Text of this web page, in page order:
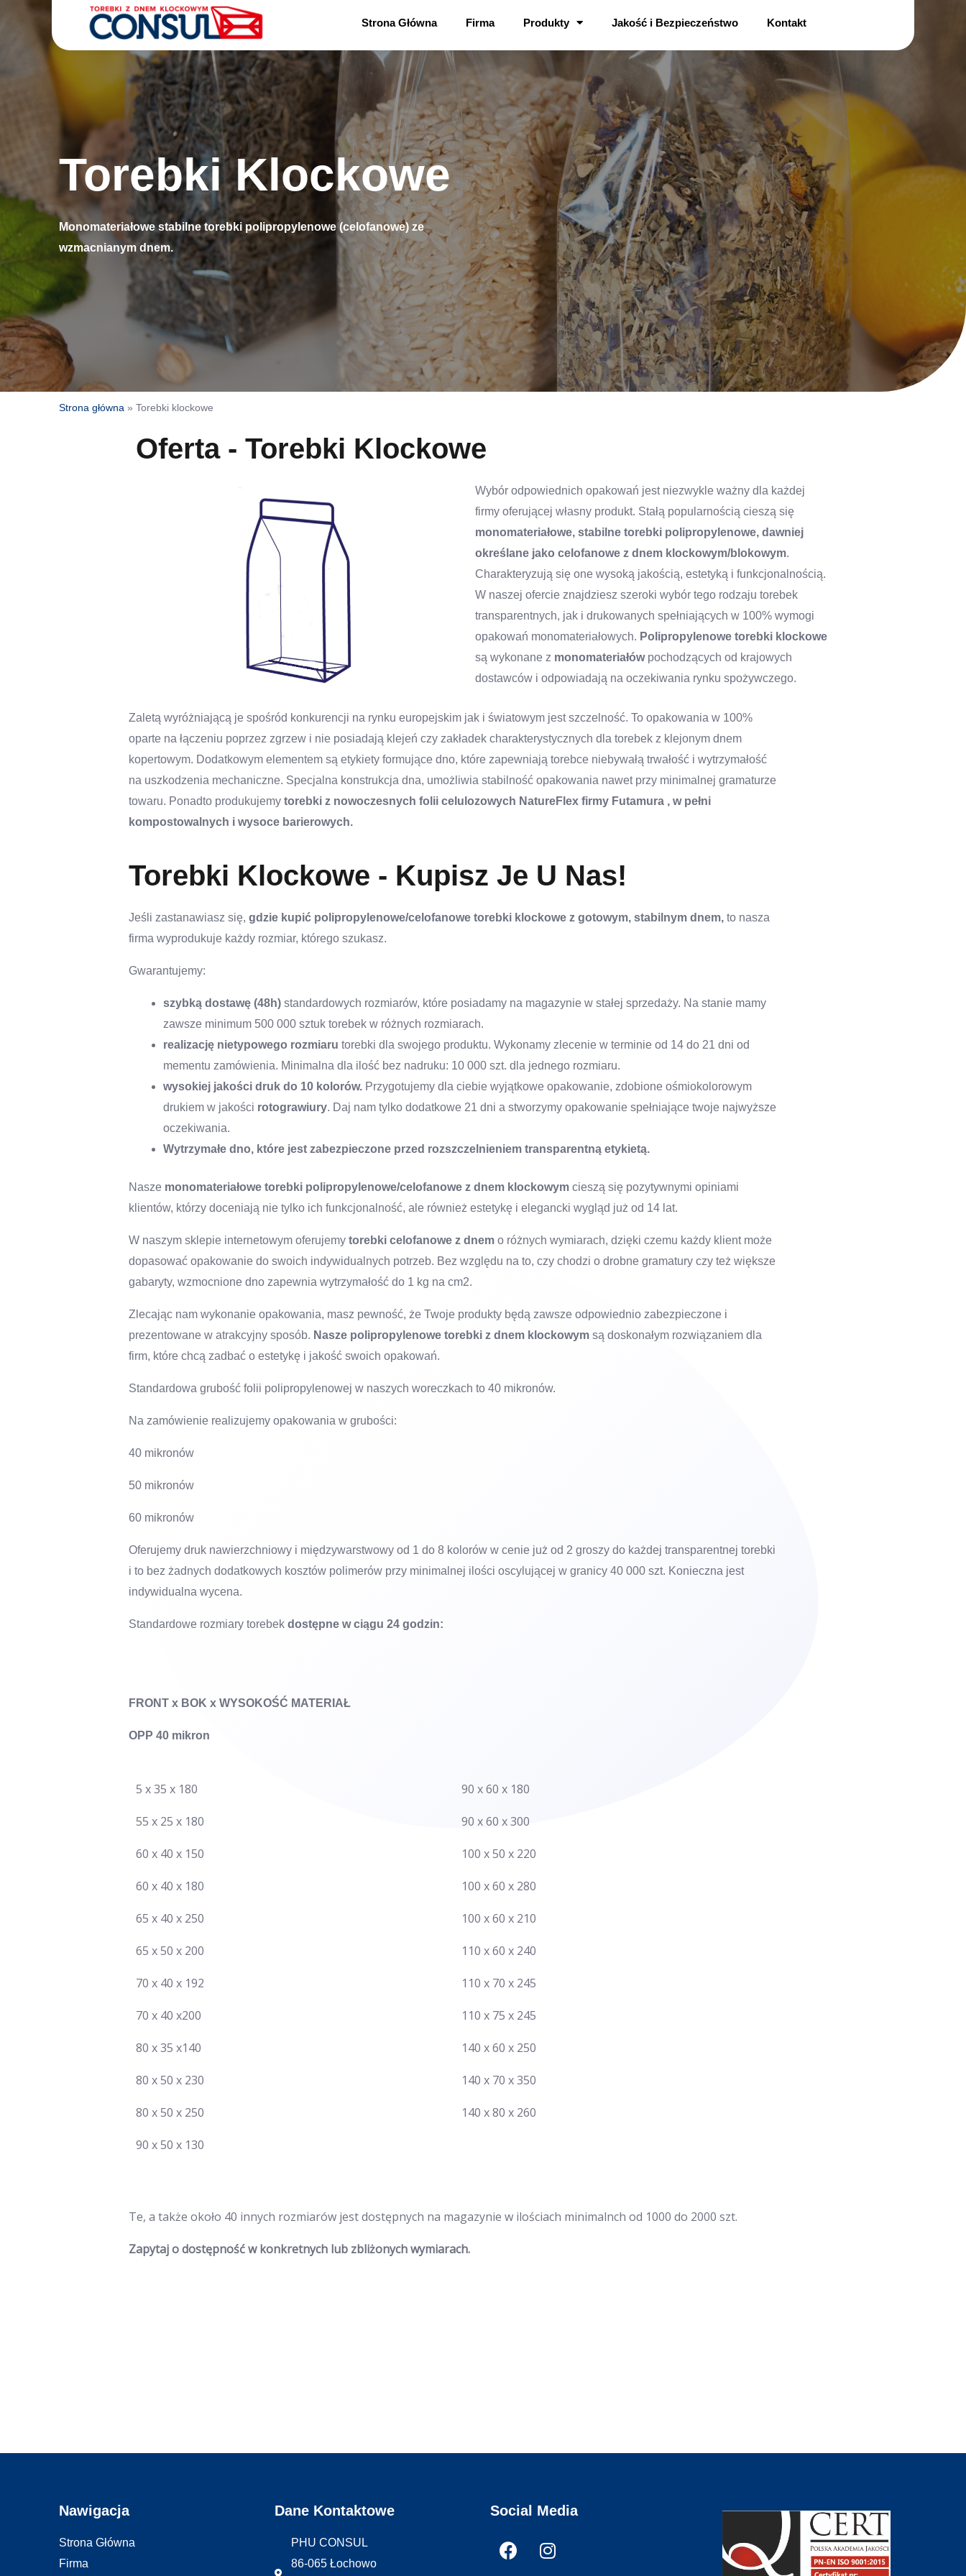
Strona Główna Firma Produkty Jakość i Bezpieczeństwo Kontakt
Torebki Klockowe
Torebki Klockowe
Monomateriałowe stabilne torebki polipropylenowe (celofanowe) ze
wzmacnianym dnem.
Strona główna » Torebki klockowe
Oferta - Torebki Klockowe
Wybór odpowiednich opakowań jest niezwykle ważny dla każdej
firmy oferującej własny produkt. Stałą popularnością cieszą się
monomateriałowe, stabilne torebki polipropylenowe, dawniej
określane jako celofanowe z dnem klockowym/blokowym.
Charakteryzują się one wysoką jakością, estetyką i funkcjonalnością.
W naszej ofercie znajdziesz szeroki wybór tego rodzaju torebek
transparentnych, jak i drukowanych spełniających w 100% wymogi
opakowań monomateriałowych. Polipropylenowe torebki klockowe
są wykonane z monomateriałówpochodzących od krajowych
dostawców i odpowiadają na oczekiwania rynku spożywczego.
Zaletą wyróżniającą je spośród konkurencji na rynku europejskim jak i światowym jest szczelność. To opakowania w 100%
oparte na łączeniu poprzez zgrzew i nie posiadają klejeń czy zakładek charakterystycznych dla torebek z klejonym dnem
kopertowym. Dodatkowym elementem są etykiety formujące dno, które zapewniają torebce niebywałą trwałość i wytrzymałość
na uszkodzenia mechaniczne. Specjalna konstrukcja dna, umożliwia stabilność opakowania nawet przy minimalnej gramaturze
towaru. Ponadto produkujemy torebki z nowoczesnych folii celulozowych NatureFlex firmy Futamura , w pełni
kompostowalnych i wysoce barierowych.
Torebki Klockowe - Kupisz Je U Nas!
Jeśli zastanawiasz się, gdzie kupić polipropylenowe/celofanowe torebki klockowe z gotowym, stabilnym dnem, to nasza
firma wyprodukuje każdy rozmiar, którego szukasz.
Gwarantujemy:
szybką dostawę (48h)standardowych rozmiarów, które posiadamy na magazynie w stałej sprzedaży. Na stanie mamy
zawsze minimum 500 000 sztuk torebek w różnych rozmiarach.
realizację nietypowego rozmiaru torebki dla swojego produktu. Wykonamy zlecenie w terminie od 14 do 21 dni od
mementu zamówienia. Minimalna dla ilość bez nadruku: 10 000 szt. dla jednego rozmiaru.
wysokiej jakości druk do 10 kolorów.Przygotujemy dla ciebie wyjątkowe opakowanie, zdobione ośmiokolorowym
drukiem w jakości rotograwiury. Daj nam tylko dodatkowe 21 dni a stworzymy opakowanie spełniające twoje najwyższe
oczekiwania.
Wytrzymałe dno, które jest zabezpieczone przed rozszczelnieniem transparentną etykietą.
Nasze monomateriałowe torebki polipropylenowe/celofanowe z dnem klockowymcieszą się pozytywnymi opiniami
klientów, którzy doceniają nie tylko ich funkcjonalność, ale również estetykę i elegancki wygląd już od 14 lat.
W naszym sklepie internetowym oferujemy torebki celofanowe z dnemo różnych wymiarach, dzięki czemu każdy klient może
dopasować opakowanie do swoich indywidualnych potrzeb. Bez względu na to, czy chodzi o drobne gramatury czy też większe
gabaryty, wzmocnione dno zapewnia wytrzymałość do 1 kg na cm2.
Zlecając nam wykonanie opakowania, masz pewność, że Twoje produkty będą zawsze odpowiednio zabezpieczone i
prezentowane w atrakcyjny sposób. Nasze polipropylenowe torebki z dnem klockowymsą doskonałym rozwiązaniem dla
firm, które chcą zadbać o estetykę i jakość swoich opakowań.
Standardowa grubość folii polipropylenowej w naszych woreczkach to 40 mikronów.
Na zamówienie realizujemy opakowania w grubości:
40 mikronów
50 mikronów
60 mikronów
Oferujemy druk nawierzchniowy i międzywarstwowy od 1 do 8 kolorów w cenie już od 2 groszy do każdej transparentnej torebki
i to bez żadnych dodatkowych kosztów polimerów przy minimalnej ilości oscylującej w granicy 40 000 szt. Konieczna jest
indywidualna wycena.
Standardowe rozmiary torebek dostępne w ciągu 24 godzin:
FRONT x BOK x WYSOKOŚĆ MATERIAŁ
OPP 40 mikron
5 x 35 x 180
55 x 25 x 180
60 x 40 x 150
60 x 40 x 180
65 x 40 x 250
65 x 50 x 200
70 x 40 x 192
70 x 40 x200
80 x 35 x140
80 x 50 x 230
80 x 50 x 250
90 x 50 x 130
90 x 60 x 180
90 x 60 x 300
100 x 50 x 220
100 x 60 x 280
100 x 60 x 210
110 x 60 x 240
110 x 70 x 245
110 x 75 x 245
140 x 60 x 250
140 x 70 x 350
140 x 80 x 260
Te, a także około 40 innych rozmiarów jest dostępnych na magazynie w ilościach minimalnch od 1000 do 2000 szt.
Zapytaj o dostępność w konkretnych lub zbliżonych wymiarach.
Nawigacja
Strona Główna
Firma
Dane Kontaktowe
PHU CONSUL
86-065 Łochowo
Social Media